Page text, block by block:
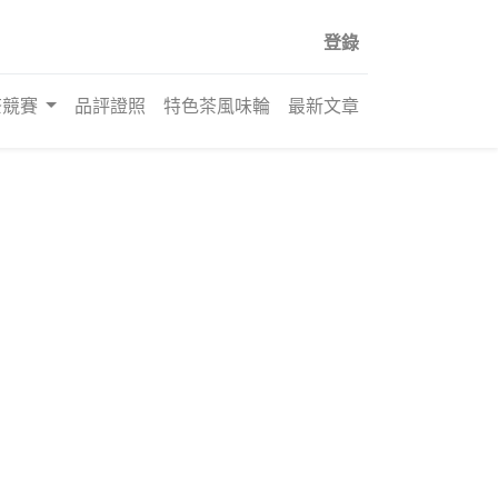
登錄
賽 品評證照 特色茶風味輪 最新文章